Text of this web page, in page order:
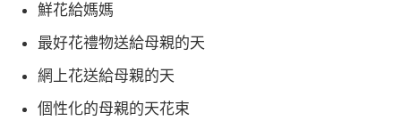
鮮花給媽媽
最好花禮物送給母親的天
網上花送給母親的天
個性化的母親的天花束